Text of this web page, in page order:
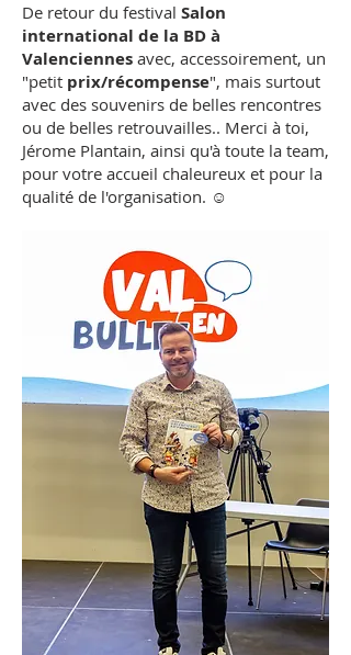
​De retour du festival Salon
international de la BD à
Valenciennes avec, accessoirement, un
"petit prix/récompense", mais surtout
avec des souvenirs de belles rencontres
ou de belles retrouvailles.. Merci à toi,
Jérome Plantain, ainsi qu'à toute la team,
pour votre accueil chaleureux et pour la
qualité de l'organisation. ☺️